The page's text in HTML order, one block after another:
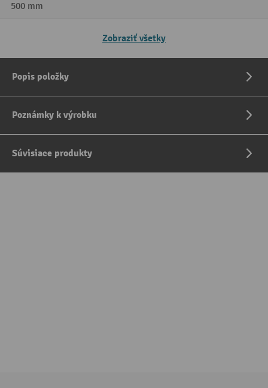
500 mm
Zobraziť všetky
Popis položky
Poznámky k výrobku
Súvisiace produkty